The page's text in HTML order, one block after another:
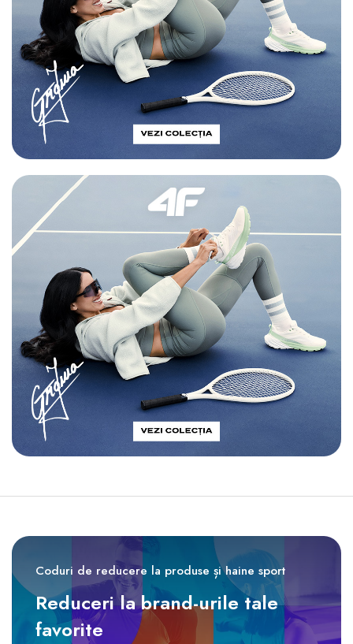
Coduri de reducere la produse și haine sport
Reduceri la brand-urile tale
favorite